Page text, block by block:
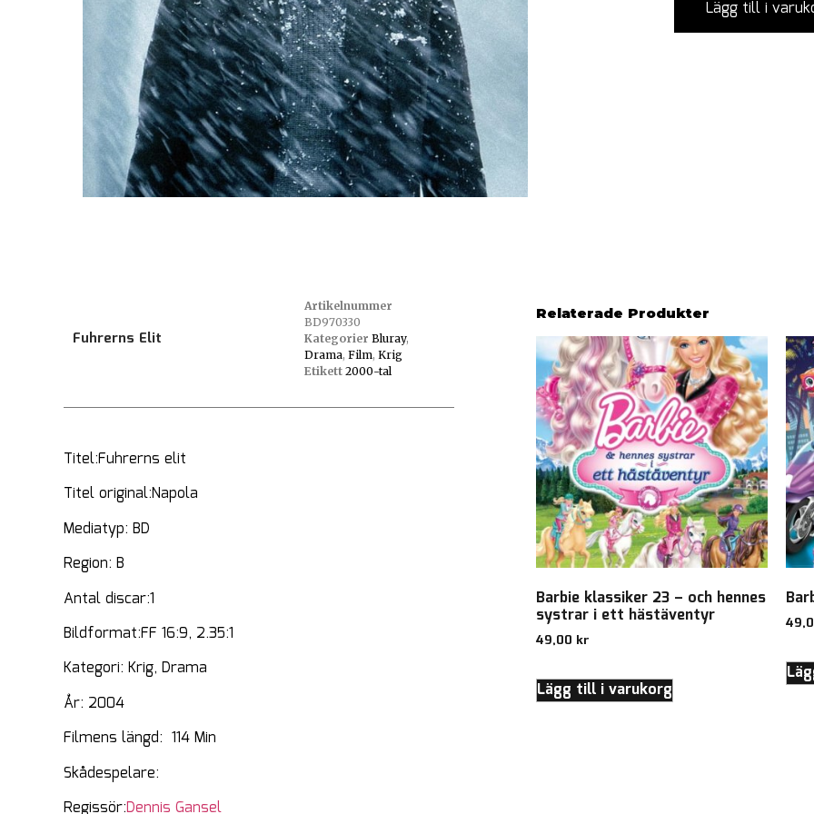
Lägg till i
Fuhrerns Elit
Artikelnummer
BD970330
Kategorier Bluray,
Drama, Film, Krig
Etikett 2000-tal
Titel:Fuhrerns elit
Titel original:Napola
Mediatyp: BD
Region: B
Antal discar:1
Bildformat:FF 16:9, 2.35:1
Kategori: Krig, Drama
År: 2004
Filmens längd: 114 Min
Skådespelare:
Regissör:Dennis Gansel
Relaterade Produkter
Barbie klassiker 23 – och hennes
systrar i ett hästäventyr
49,00 kr
Lägg till i varukorg